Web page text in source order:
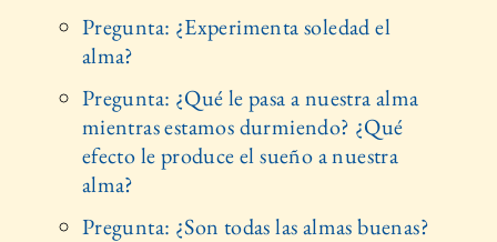
Pregunta: ¿Experimenta soledad el
alma?
Pregunta: ¿Qué le pasa a nuestra alma
mientras estamos durmiendo? ¿Qué
efecto le produce el sueño a nuestra
alma?
Pregunta: ¿Son todas las almas buenas?